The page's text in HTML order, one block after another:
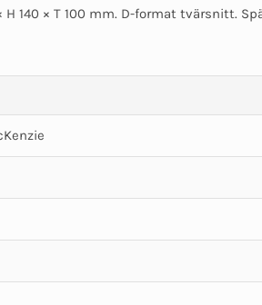
140 × T 100 mm. D-format tvärsnitt.